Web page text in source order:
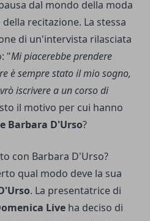
dal mondo della moda
recitazione. La stessa
di un'intervista rilasciata
"Mi piacerebbe prendere
è sempre stato il mio sogno,
iscrivere a un corso di
il motivo per cui hanno
Barbara D'Urso?
con Barbara D'Urso?
qual modo deve la sua
. La presentatrice di
Live ha deciso di